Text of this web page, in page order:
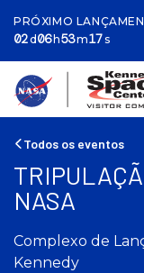
PRÓXIMO
02d ays
06 hours
53minutes
17seconds
2
minutes
seconds
Todos os eventos
NASA
Complexo de
Kennedy